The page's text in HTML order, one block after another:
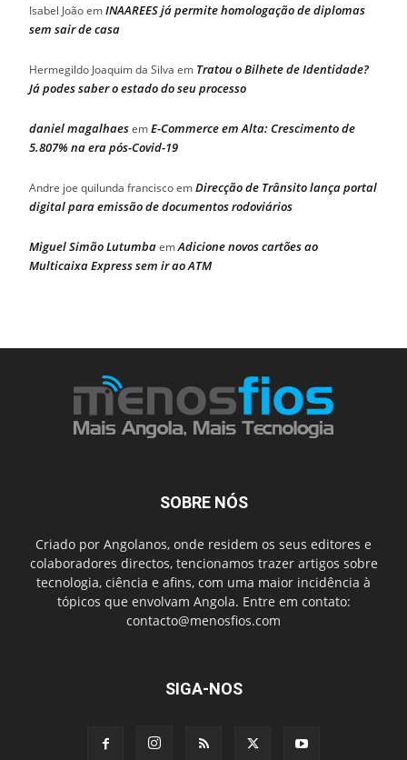
Isabel JoãoemINAAREES já permite homologação de diplomas
sem sair de casa
Hermegildo Joaquim da Silva em Tratou o Bilhete de Identidade?
Já podes saber o estado do seu processo
daniel magalhaesemE-Commerce em Alta: Crescimento de
5.807% na era pós-Covid-19
Andre joe quilunda franciscoemDirecção de Trânsito lança portal
digital para emissão de documentos rodoviários
Miguel Simão LutumbaemAdicione novos cartões ao
Multicaixa Express sem ir ao ATM
SOBRE NÓS
Criado por Angolanos, onde residem os seus editores e
colaboradores directos, tencionamos trazer artigos sobre
tecnologia, ciência e afins, com uma maior incidência à
tópicos que envolvam Angola. Entre em contato:
contacto@menosfios.com
SIGA-NOS